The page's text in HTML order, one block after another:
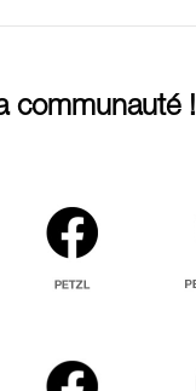
communauté !